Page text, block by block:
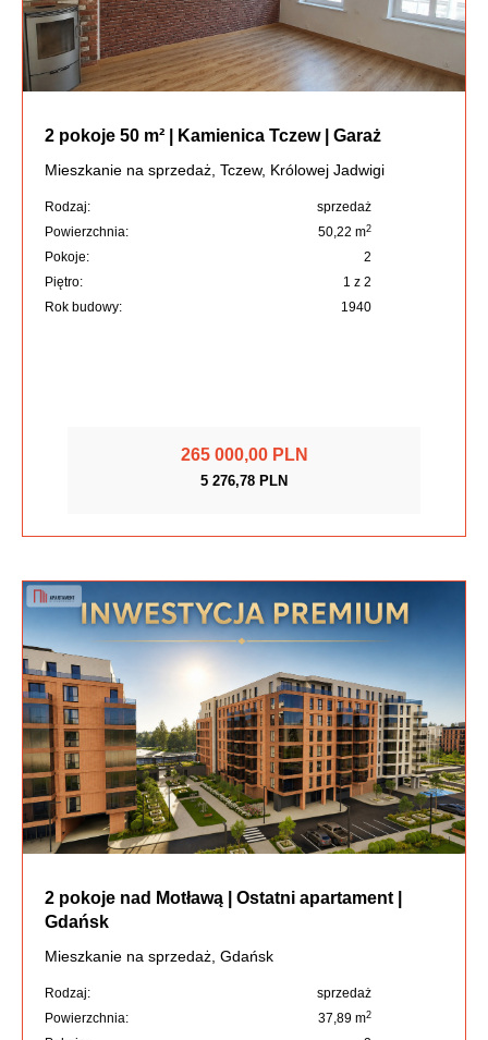
2 pokoje 50 m² | Kamienica Tczew | Garaż
Mieszkanie na sprzedaż, Tczew, Królowej Jadwigi
Rodzaj:
sprzedaż
Powierzchnia:
50,22 m2
Pokoje:
2
Piętro:
1 z 2
Rok budowy:
1940
265 000,00 PLN
5 276,78 PLN
2 pokoje nad Motławą | Ostatni apartament |
Gdańsk
Mieszkanie na sprzedaż, Gdańsk
Rodzaj:
sprzedaż
Powierzchnia:
37,89 m2